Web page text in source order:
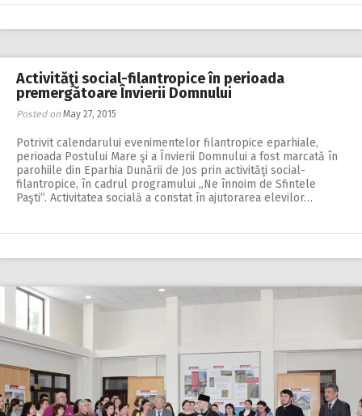
Activităţi social-filantropice în perioada
premergătoare Învierii Domnului
Posted on May 27, 2015
Potrivit calendarului evenimentelor filantropice eparhiale,
perioada Postului Mare şi a Învierii Domnului a fost marcată în
parohiile din Eparhia Dunării de Jos prin activităţi social-
filantropice, în cadrul programului „Ne înnoim de Sfintele
Paşti”. Activitatea socială a constat în ajutorarea elevilor…